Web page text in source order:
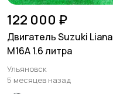
122 000 ₽
Двигатель Suzuki Liana
M16A 1.6 литра
Ульяновск
5 месяцев назад